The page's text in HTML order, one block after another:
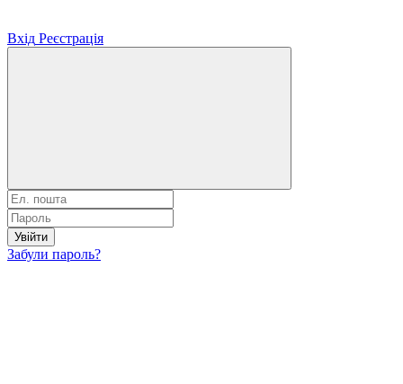
Вхід Реєстрація
Увійти
Забули пароль?